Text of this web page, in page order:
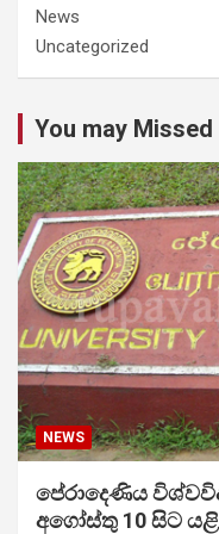
News
Uncategorized
You may Missed
NEWS
පේරාදෙණිය
අගෝස්තු 10 සිට